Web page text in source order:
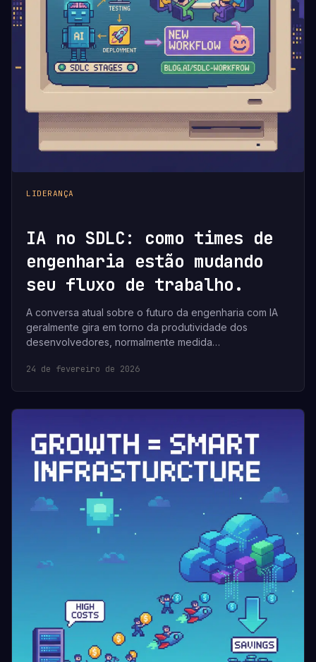
LIDERANÇA
IA no SDLC: como times de
engenharia estão mudando
seu fluxo de trabalho.
A conversa atual sobre o futuro da engenharia com IA
geralmente gira em torno da produtividade dos
desenvolvedores, normalmente medida…
24 de fevereiro de 2026